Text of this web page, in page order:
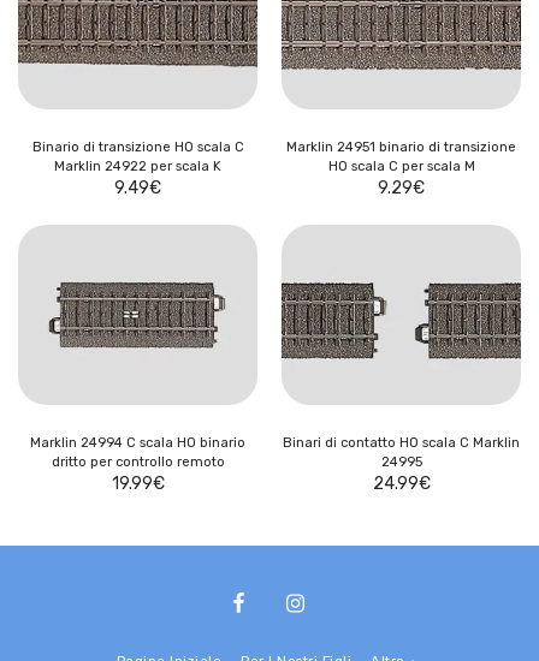
Binario di transizione HO scala C
Marklin 24922 per scala K
9.49€
Marklin 24951 binario di transizione
HO scala C per scala M
9.29€
Marklin 24994 C scala HO binario
dritto per controllo remoto
19.99€
Binari di contatto HO scala C Marklin
24995
24.99€